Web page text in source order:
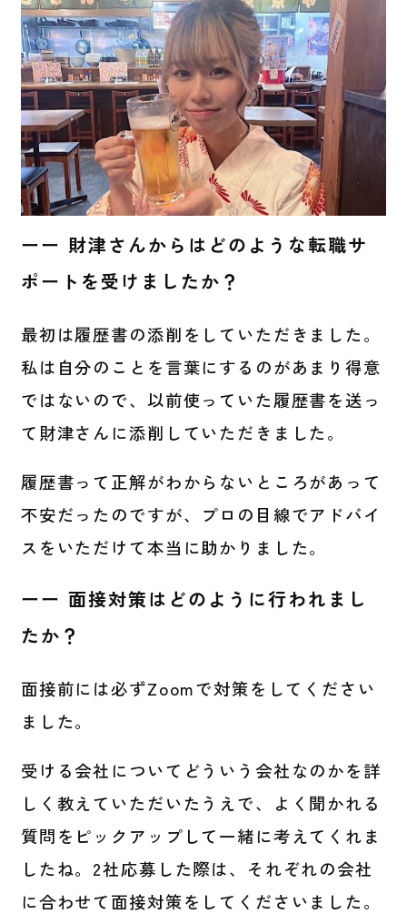
ーー 財津さんからはどのような転職サ
ポートを受けましたか？
最初は履歴書の添削をしていただきました。
私は自分のことを言葉にするのがあまり得意
ではないので、以前使っていた履歴書を送っ
て財津さんに添削していただきました。
履歴書って正解がわからないところがあって
不安だったのですが、プロの目線でアドバイ
スをいただけて本当に助かりました。
ーー 面接対策はどのように行われまし
たか？
面接前には必ずZoomで対策をしてください
ました。
受ける会社についてどういう会社なのかを詳
しく教えていただいたうえで、よく聞かれる
質問をピックアップして一緒に考えてくれま
したね。2社応募した際は、それぞれの会社
に合わせて面接対策をしてくださいました。